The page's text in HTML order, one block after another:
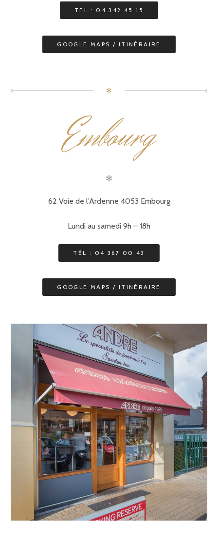
TEL : 04 342 45 15
GOOGLE MAPS / ITINÉRAIRE
✻
E
mbourg
✻
62 Voie de l’Ardenne 4053 Embourg
Lundi au samedi 9h – 18h
TÉL : 04 367 00 43
GOOGLE MAPS / ITINÉRAIRE